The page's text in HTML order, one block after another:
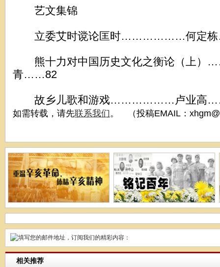
艺文集锦
立委艾时谠论匡时………………何定
熊十力对中国历史文化之衡论（上
青……82
故乡儿歌和游戏………………卢业高
如需转载，请先联系我们。 （投稿EMAIL：
相关推荐